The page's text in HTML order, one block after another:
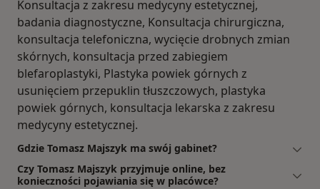
Konsultacja z zakresu medycyny estetycznej,
badania diagnostyczne, Konsultacja chirurgiczna,
konsultacja telefoniczna, wycięcie drobnych zmian
skórnych, konsultacja przed zabiegiem
blefaroplastyki, Plastyka powiek górnych z
usunięciem przepuklin tłuszczowych, plastyka
powiek górnych, konsultacja lekarska z zakresu
medycyny estetycznej.
Gdzie Tomasz Majszyk ma swój gabinet?
Czy Tomasz Majszyk przyjmuje online, bez
konieczności pojawiania się w placówce?